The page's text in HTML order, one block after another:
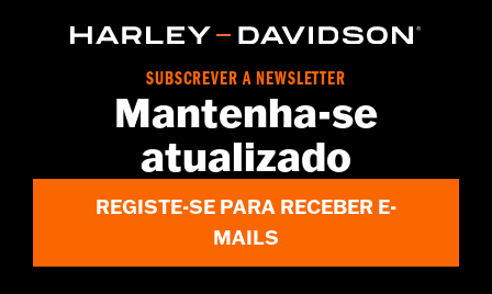
SUBSCREVER A NEWSLETTER
Mantenha-se
atualizado
REGISTE-SE PARA RECEBER E-
MAILS